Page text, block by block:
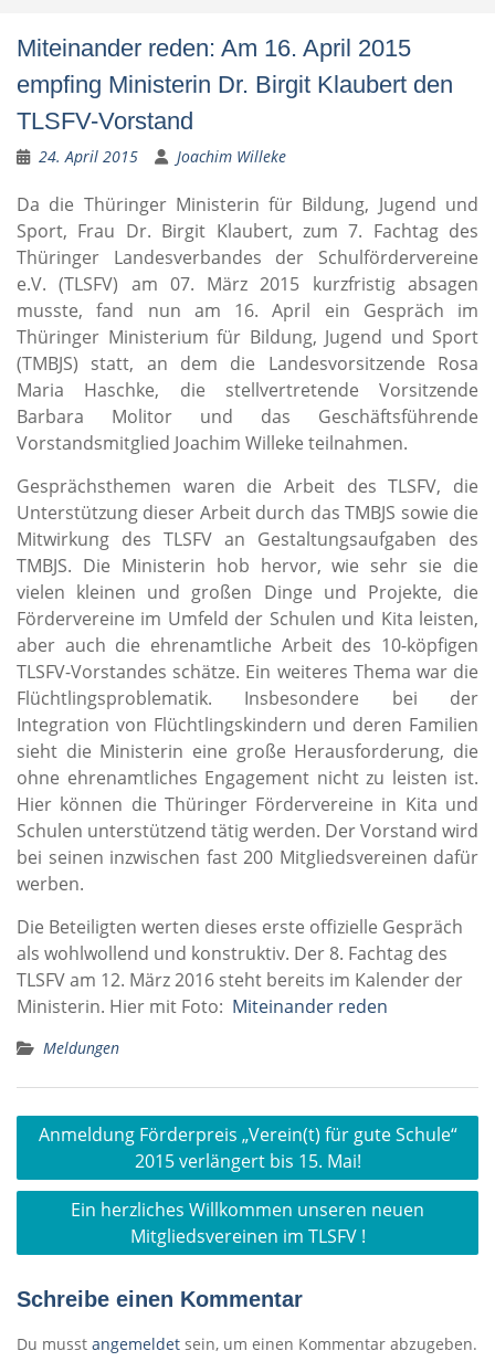
Miteinander reden: Am 16. April 2015
empfing Ministerin Dr. Birgit Klaubert den
TLSFV-Vorstand
24. April 2015 Joachim Willeke
Da die Thüringer Ministerin für Bildung, Jugend und
Sport, Frau Dr. Birgit Klaubert, zum 7. Fachtag des
Thüringer Landesverbandes der Schulfördervereine
e.V. (TLSFV) am 07. März 2015 kurzfristig absagen
musste, fand nun am 16. April ein Gespräch im
Thüringer Ministerium für Bildung, Jugend und Sport
(TMBJS) statt, an dem die Landesvorsitzende Rosa
Maria Haschke, die stellvertretende Vorsitzende
Barbara Molitor und das Geschäftsführende
Vorstandsmitglied Joachim Willeke teilnahmen.
Gesprächsthemen waren die Arbeit des TLSFV, die
Unterstützung dieser Arbeit durch das TMBJS sowie die
Mitwirkung des TLSFV an Gestaltungsaufgaben des
TMBJS. Die Ministerin hob hervor, wie sehr sie die
vielen kleinen und großen Dinge und Projekte, die
Fördervereine im Umfeld der Schulen und Kita leisten,
aber auch die ehrenamtliche Arbeit des 10-köpfigen
TLSFV-Vorstandes schätze. Ein weiteres Thema war die
Flüchtlingsproblematik. Insbesondere bei der
Integration von Flüchtlingskindern und deren Familien
sieht die Ministerin eine große Herausforderung, die
ohne ehrenamtliches Engagement nicht zu leisten ist.
Hier können die Thüringer Fördervereine in Kita und
Schulen unterstützend tätig werden. Der Vorstand wird
bei seinen inzwischen fast 200 Mitgliedsvereinen dafür
werben.
Die Beteiligten werten dieses erste offizielle Gespräch
als wohlwollend und konstruktiv. Der 8. Fachtag des
TLSFV am 12. März 2016 steht bereits im Kalender der
Ministerin. Hier mit Foto: Miteinander reden
Meldungen
Beitragsnavigation
Anmeldung Förderpreis „Verein(t) für gute Schule“
2015 verlängert bis 15. Mai!
Ein herzliches Willkommen unseren neuen
Mitgliedsvereinen im TLSFV !
Schreibe einen Kommentar
Du musst angemeldet sein, um einen Kommentar abzugeben.